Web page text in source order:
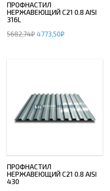
ПРОФНАСТИЛ
НЕРЖАВЕЮЩИЙ С21 0.8 AISI
316L
5682,74₽4773,50₽
ПРОФНАСТИЛ
НЕРЖАВЕЮЩИЙ С21 0.8 AISI
430